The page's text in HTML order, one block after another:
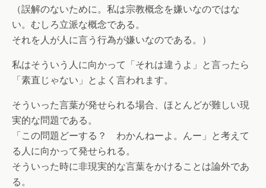
（誤解のないために。私は宗教概念を嫌いなのではな
い。むしろ立派な概念である。
それを人が人に言う行為が嫌いなのである。）
私はそういう人に向かって「それは違うよ」と言ったら
「素直じゃない」とよく言われます。
そういった言葉が発せられる場合、ほとんどが難しい現
実的な問題である。
「この問題どーする？ わかんねーよ。んー」と考えて
る人に向かって発せられる。
そういった時に非現実的な言葉をかけることは論外であ
る。